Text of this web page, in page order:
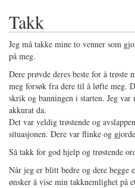
Takk
Jeg må takke mine to venner som
på meg.
Dere prøvde deres beste for å trøste
meg forsøk fra dere til å løfte meg.
skrik og banningen i starten. Jeg
akkurat da.
Det var veldig trøstende og
situasjonen. Dere var flinke og
Så takk for god hjelp og trøstende
Når jeg er blitt bedre og dere begge
ønsker å vise min takknemlighet på